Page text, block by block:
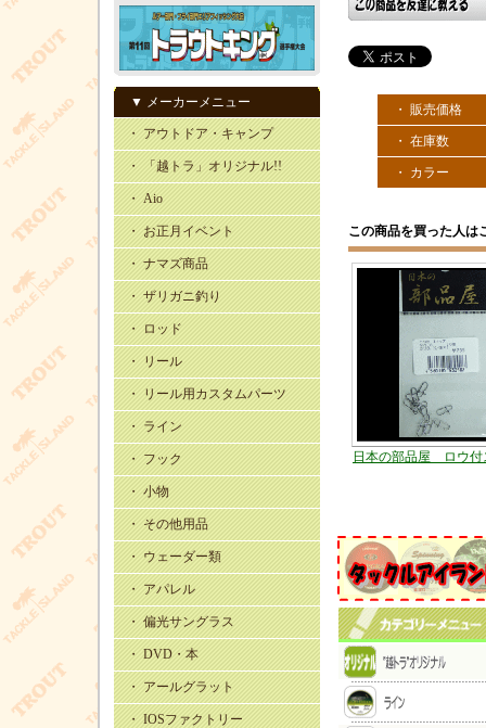
▼ メーカーメニュー
・ アウトドア・キャンプ
・ 「越トラ」オリジナル!!
・ Aio
・ お正月イベント
・ ナマズ商品
・ ザリガニ釣り
・ ロッド
・ リール
・ リール用カスタムパーツ
・ ライン
・ フック
・ 小物
・ その他用品
・ ウェーダー類
・ アパレル
・ 偏光サングラス
・ DVD・本
・ アールグラット
・ IOSファクトリー
・ 販売価格
・ 在庫数
・ カラー
この商品を買った人は
日本の部品屋 ロウ付